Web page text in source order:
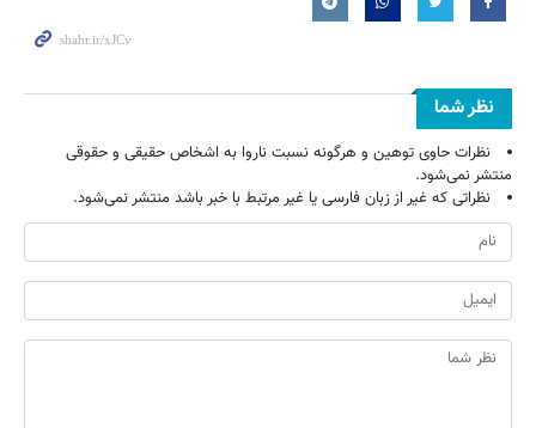
نظر شما
نظرات حاوی توهین و هرگونه نسبت ناروا به اشخاص حقیقی و حقوقی
منتشر نمی‌شود.
نظراتی که غیر از زبان فارسی یا غیر مرتبط با خبر باشد منتشر نمی‌شود.